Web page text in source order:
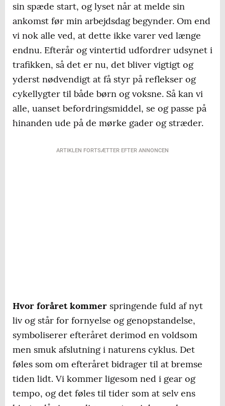
sin spæde start, og lyset når at melde sin
ankomst før min arbejdsdag begynder. Om end
vi nok alle ved, at dette ikke varer ved længe
endnu. Efterår og vintertid udfordrer udsynet i
trafikken, så det er nu, det bliver vigtigt og
yderst nødvendigt at få styr på reflekser og
cykellygter til både børn og voksne. Så kan vi
alle, uanset befordringsmiddel, se og passe på
hinanden ude på de mørke gader og stræder.
ARTIKLEN FORTSÆTTER EFTER ANNONCEN
Hvor foråret kommer springende fuld af nyt
liv og står for fornyelse og genopstandelse,
symboliserer efteråret derimod en voldsom
men smuk afslutning i naturens cyklus. Det
føles som om efteråret bidrager til at bremse
tiden lidt. Vi kommer ligesom ned i gear og
tempo, og det føles til tider som at selv ens